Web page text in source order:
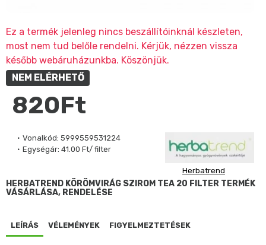
Ez a termék jelenleg nincs beszállítóinknál készleten,
most nem tud belőle rendelni. Kérjük, nézzen vissza
később webáruházunkba. Köszönjük.
Vonalkód: 5999559531224
Egységár: 41.00 Ft/ filter
Herbatrend
NEM ELÉRHETŐ
820Ft
HERBATREND KÖRÖMVIRÁG SZIROM TEA 20 FILTER TERMÉK
VÁSÁRLÁSA, RENDELÉSE
LEÍRÁS VÉLEMÉNYEK FIGYELMEZTETÉSEK